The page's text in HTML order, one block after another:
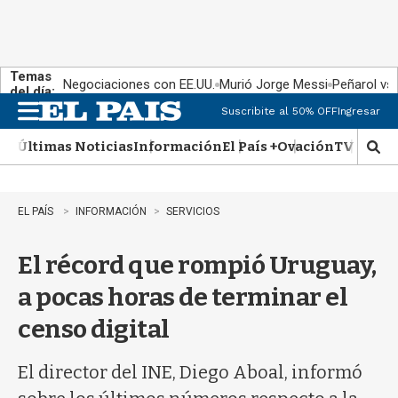
Temas
del día: Negociaciones con EE.UU. Murió Jorge Messi Peñarol
n
u
Suscribite al 50% OFFIngresar
Últimas NoticiasInformaciónEl País +OvaciónTV Show
M
o
r
b
EL PAÍS INFORMACIÓN SERVICIOS
El récord que rompió Uruguay,
a pocas horas de terminar el
censo digital
El director del INE, Diego Aboal, informó